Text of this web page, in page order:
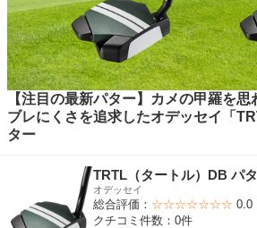
【注目の最新パター】カメの甲羅を思
ブレにくさを追求したオデッセイ「
ター
TRTL（タートル）DB パ
オデッセイ
総合評価： ☆☆☆☆☆☆☆ 0.0
クチコミ件数：0件